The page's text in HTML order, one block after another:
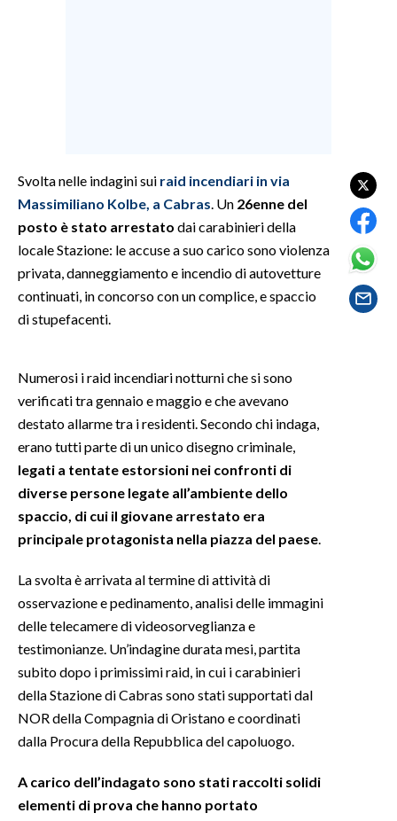
GOSSIP
SARDI NEL MONDO
NOTIZIE
#CARAUNIONE
3 MINUTI CON
INSULARITÀ
INFO AZIENDE
ANNUNCI
NECROLOGI
SPIAGGE
STORE
Svolta nelle indagini sui raid incendiari in via
Massimiliano Kolbe, a Cabras . Un 26enne del
posto è stato arrestato dai carabinieri della
locale Stazione: le accuse a suo carico sono violenza
privata, danneggiamento e incendio di autovetture
continuati, in concorso con un complice, e spaccio
di stupefacenti.
Numerosi i raid incendiari notturni che si sono
verificati tra gennaio e maggio e che avevano
destato allarme tra i residenti. Secondo chi indaga,
erano tutti parte di un unico disegno criminale,
legati a tentate estorsioni nei confronti di
diverse persone legate all’ambiente dello
spaccio, di cui il giovane arrestato era
principale protagonista nella piazza del paese
La svolta è arrivata al termine di attività di
osservazione e pedinamento, analisi delle immagini
delle telecamere di videosorveglianza e
testimonianze. Un’indagine durata mesi, partita
subito dopo i primissimi raid, in cui i carabinieri
della Stazione di Cabras sono stati supportati dal
NOR della Compagnia di Oristano e coordinati
dalla Procura della Repubblica del capoluogo.
A carico dell’indagato sono stati raccolti solidi
elementi di prova che hanno portato